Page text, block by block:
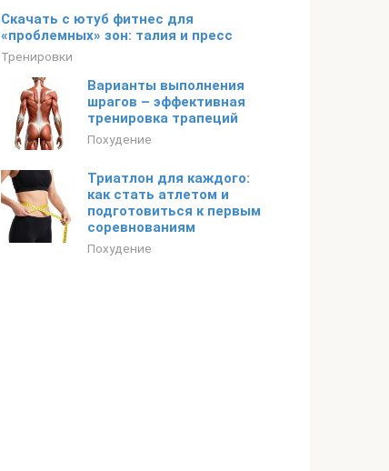
Скачать с ютуб фитнес для
«проблемных» зон: талия и пресс
Тренировки
Варианты выполнения
шрагов – эффективная
тренировка трапеций
Похудение
Триатлон для каждого:
как стать атлетом и
подготовиться к первым
соревнованиям
Похудение